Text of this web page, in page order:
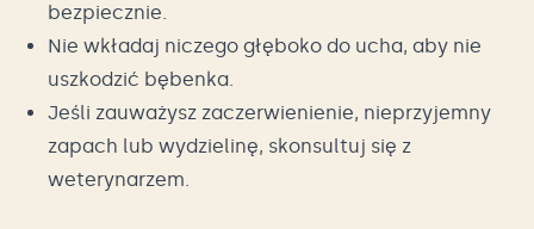
bezpiecznie.
Nie wkładaj niczego głęboko do ucha, aby nie
uszkodzić bębenka.
Jeśli zauważysz zaczerwienienie, nieprzyjemny
zapach lub wydzielinę, skonsultuj się z
weterynarzem.